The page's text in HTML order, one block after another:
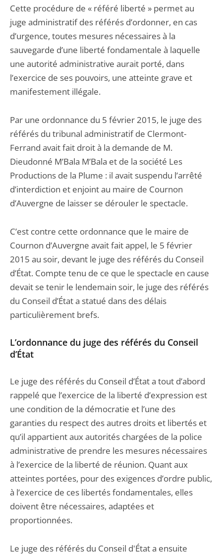
Cette procédure de « référé liberté » permet au
juge administratif des référés d’ordonner, en cas
d’urgence, toutes mesures nécessaires à la
sauvegarde d’une liberté fondamentale à laquelle
une autorité administrative aurait porté, dans
l’exercice de ses pouvoirs, une atteinte grave et
manifestement illégale.
Par une ordonnance du 5 février 2015, le juge des
référés du tribunal administratif de Clermont-
Ferrand avait fait droit à la demande de M.
Dieudonné M’Bala M’Bala et de la société Les
Productions de la Plume : il avait suspendu l’arrêté
d’interdiction et enjoint au maire de Cournon
d’Auvergne de laisser se dérouler le spectacle.
C’est contre cette ordonnance que le maire de
Cournon d’Auvergne avait fait appel, le 5 février
2015 au soir, devant le juge des référés du Conseil
d’État. Compte tenu de ce que le spectacle en cause
devait se tenir le lendemain soir, le juge des référés
du Conseil d’État a statué dans des délais
particulièrement brefs.
L’ordonnance du juge des référés du Conseil
d’État
Le juge des référés du Conseil d’État a tout d’abord
rappelé que l’exercice de la liberté d’expression est
une condition de la démocratie et l’une des
garanties du respect des autres droits et libertés et
qu’il appartient aux autorités chargées de la police
administrative de prendre les mesures nécessaires
à l’exercice de la liberté de réunion. Quant aux
atteintes portées, pour des exigences d’ordre public,
à l’exercice de ces libertés fondamentales, elles
doivent être nécessaires, adaptées et
proportionnées.
Le juge des référés du Conseil d'État a ensuite